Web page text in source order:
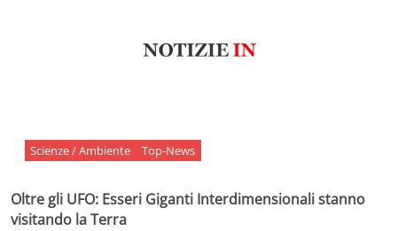
Scienze / Ambiente Top-News
Oltre gli UFO: Esseri Giganti Interdimensionali stanno
visitando la Terra